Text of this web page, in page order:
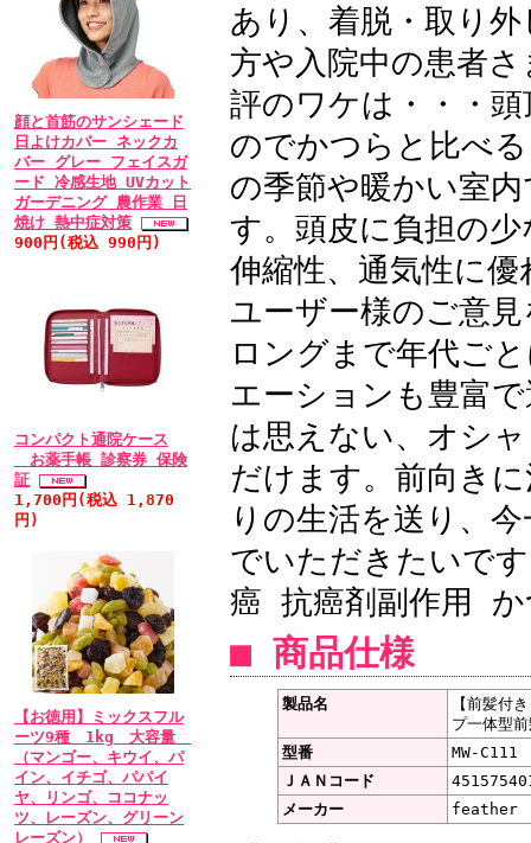
顔と首筋のサンシェード
日よけカバー ネックカ
バー グレー フェイスガ
ード 冷感生地 UVカット
ガーデニング 農作業 日
焼け 熱中症対策
900円(税込 990円)
コンパクト通院ケース
お薬手帳 診察券 保険
証
1,700円(税込 1,870
円)
【お徳用】ミックスフル
ーツ9種 1kg 大容量
（マンゴー、キウイ、パ
イン、イチゴ、パパイ
ヤ、リンゴ、ココナッ
ツ、レーズン、グリーン
レーズン）
• 2011/03/15 投稿者
ル：★★★★
患者さんからインナー
患者さんに安心してお
てほっとしています。
んが、おおまかにどれ
ているかは分かってい
紹介することにとても
ンナーキャップがあっ
ィッグは価格が手ごろ
作られた商品なんです
ています。立場上患者
勧めは出来ませんが、
す。最後にウィッグも
す。
• 2011/03/15 投稿者
非常に軽くて気に入り
おかげさまで、GWにも
ご対応いただきまして
ありましたように、重
非、ホームページでも
ム数を表示なさってPR
あり、着脱・取り
方や入院中の患者
評のワケは・・・
のでかつらと比べ
の季節や暖かい室
す。頭皮に負担の
伸縮性、通気性に
ユーザー様のご意
ロングまで年代ご
エーションも豊富
は思えない、オシ
だけます。前向き
りの生活を送り、
でいただきたいで
癌 抗癌剤副作用 か
■ 商品仕様
製品名
【前髪付
プ一体型
型番
MW-C111
ＪＡＮコード
メーカー
feather